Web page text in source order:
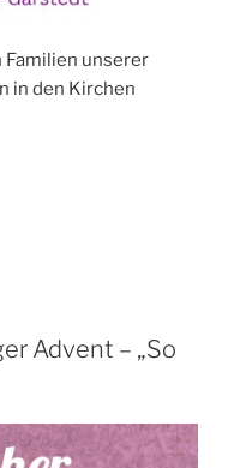
Familien unserer
in den Kirchen
Advent – „So